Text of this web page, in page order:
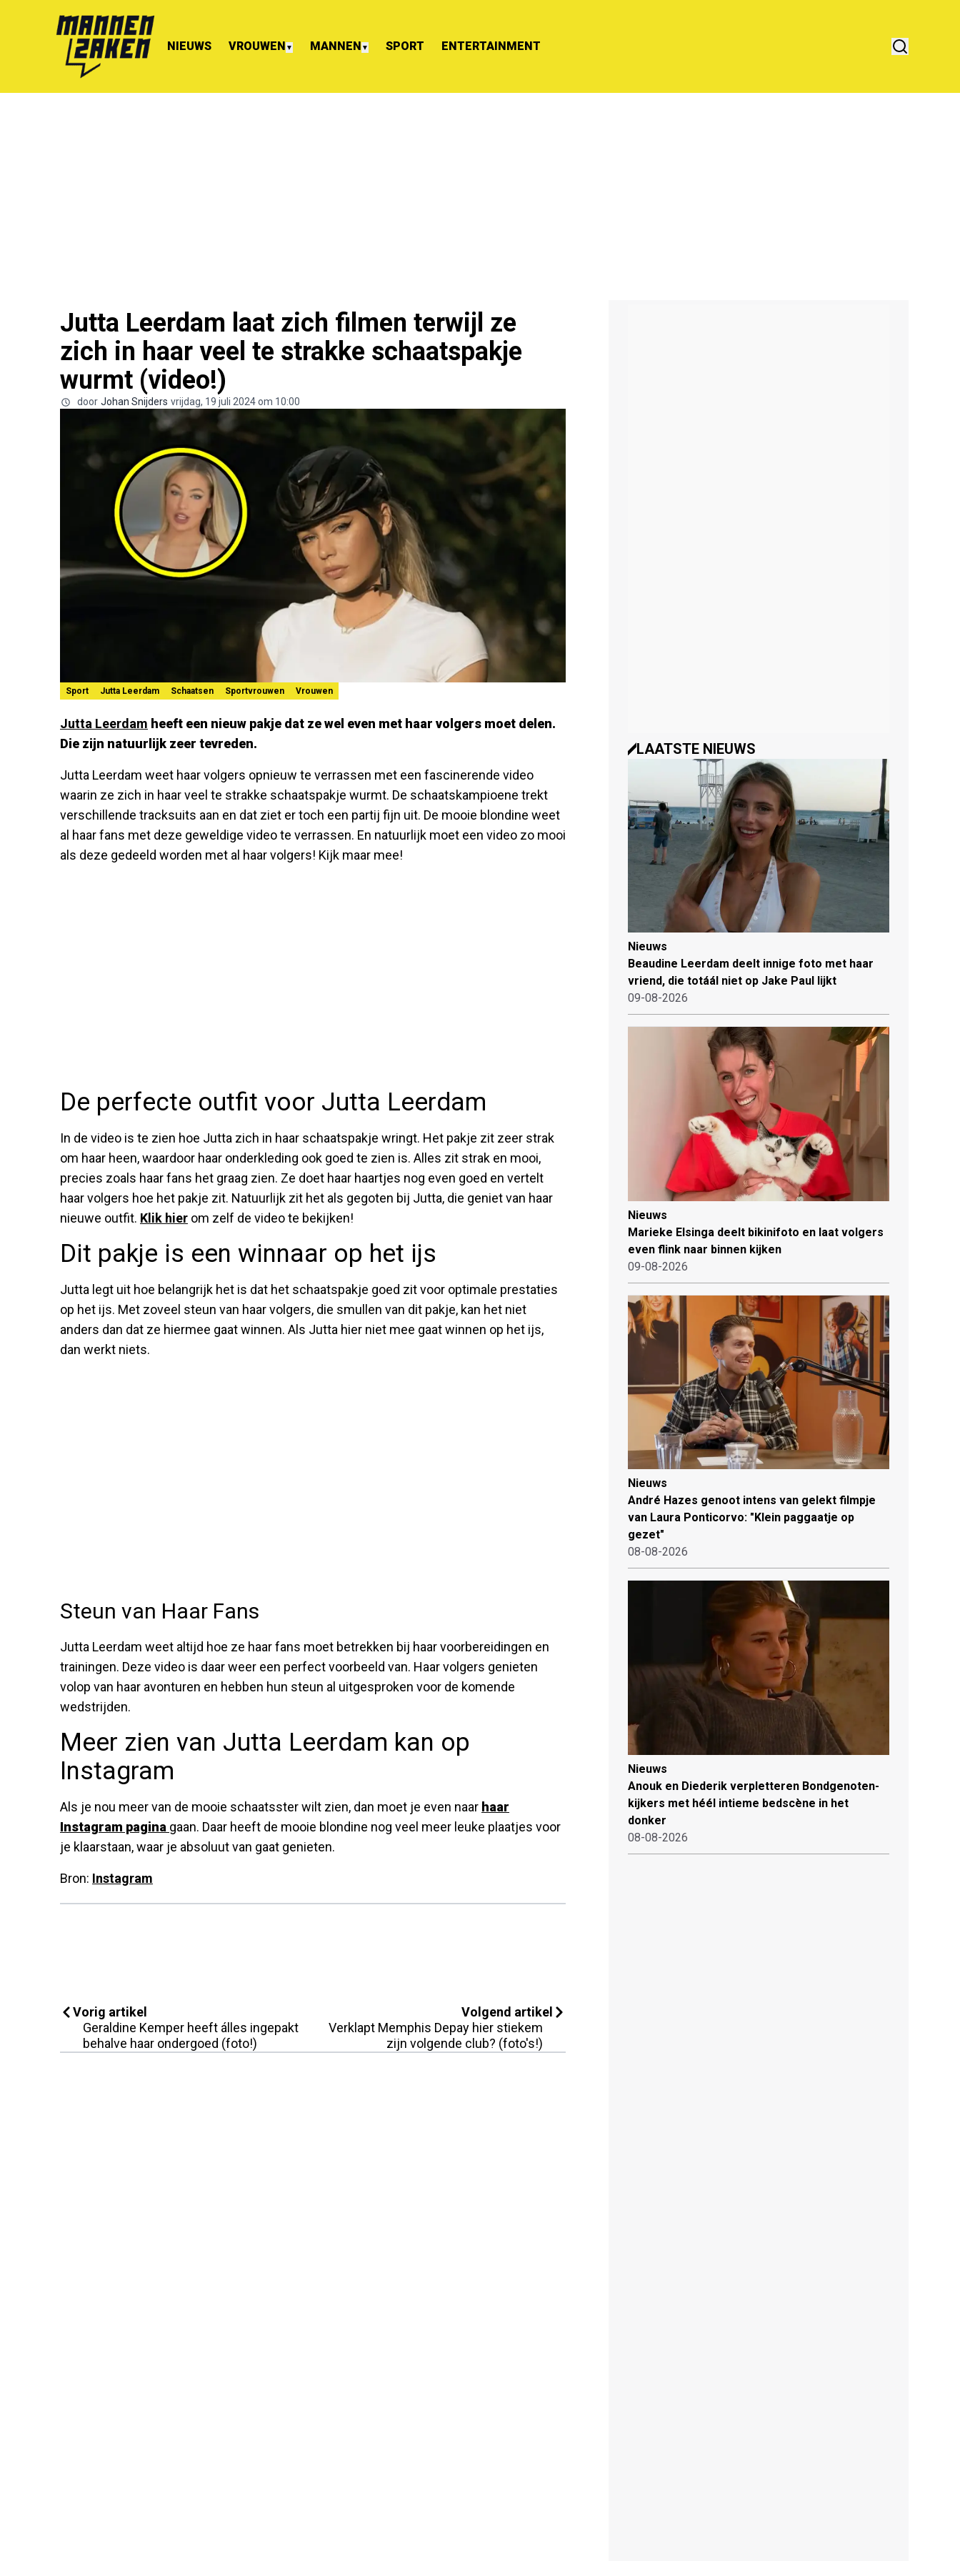
NIEUWS VROUWEN ▼ MANNEN ▼ SPORT ENTERTAINMENT
Jutta Leerdam laat zich filmen terwijl ze
zich in haar veel te strakke schaatspakje
wurmt (video!)
door Johan Snijders vrijdag, 19 juli 2024 om 10:00
Sport Jutta Leerdam Schaatsen Sportvrouwen Vrouwen
Jutta Leerdam heeft een nieuw pakje dat ze wel even met haar volgers moet delen.
Die zijn natuurlijk zeer tevreden.
Jutta Leerdam weet haar volgers opnieuw te verrassen met een fascinerende video
waarin ze zich in haar veel te strakke schaatspakje wurmt. De schaatskampioene trekt
verschillende tracksuits aan en dat ziet er toch een partij fijn uit. De mooie blondine weet
al haar fans met deze geweldige video te verrassen. En natuurlijk moet een video zo mooi
als deze gedeeld worden met al haar volgers! Kijk maar mee!
De perfecte outfit voor Jutta Leerdam
In de video is te zien hoe Jutta zich in haar schaatspakje wringt. Het pakje zit zeer strak
om haar heen, waardoor haar onderkleding ook goed te zien is. Alles zit strak en mooi,
precies zoals haar fans het graag zien. Ze doet haar haartjes nog even goed en vertelt
haar volgers hoe het pakje zit. Natuurlijk zit het als gegoten bij Jutta, die geniet van haar
nieuwe outfit. Klik hier om zelf de video te bekijken!
Dit pakje is een winnaar op het ijs
Jutta legt uit hoe belangrijk het is dat het schaatspakje goed zit voor optimale prestaties
op het ijs. Met zoveel steun van haar volgers, die smullen van dit pakje, kan het niet
anders dan dat ze hiermee gaat winnen. Als Jutta hier niet mee gaat winnen op het ijs,
dan werkt niets.
Steun van Haar Fans
Jutta Leerdam weet altijd hoe ze haar fans moet betrekken bij haar voorbereidingen en
trainingen. Deze video is daar weer een perfect voorbeeld van. Haar volgers genieten
volop van haar avonturen en hebben hun steun al uitgesproken voor de komende
wedstrijden.
Meer zien van Jutta Leerdam kan op
Instagram
Als je nou meer van de mooie schaatsster wilt zien, dan moet je even naar haar
Instagram pagina gaan. Daar heeft de mooie blondine nog veel meer leuke plaatjes voor
je klaarstaan, waar je absoluut van gaat genieten.
Bron: Instagram
Vorig artikel
Geraldine Kemper heeft álles ingepakt
behalve haar ondergoed (foto!)
Volgend artikel
Verklapt Memphis Depay hier stiekem
zijn volgende club? (foto's!)
LAATSTE NIEUWS
Nieuws
Beaudine Leerdam deelt innige foto met haar
vriend, die totáál niet op Jake Paul lijkt
09-08-2026
Nieuws
Marieke Elsinga deelt bikinifoto en laat volgers
even flink naar binnen kijken
09-08-2026
Nieuws
André Hazes genoot intens van gelekt filmpje
van Laura Ponticorvo: "Klein paggaatje op
gezet"
08-08-2026
Nieuws
Anouk en Diederik verpletteren Bondgenoten-
kijkers met héél intieme bedscène in het
donker
08-08-2026